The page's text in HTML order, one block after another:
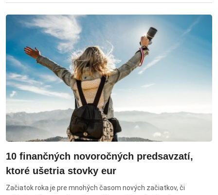
jarné prázdniny, Veľká noc, dovolenka, školský rok, Vianoce,
financie, rezerva, rozdelenie výdavkov, plán, poriadok v peniazoch,
jednoduchý systém, nepravidelné výdavky, kontrola poistiek,
tábory, krúžky, neočakávané situácie, finančná disciplína, odborník,
Peter Gerhát, odkladanie peňazí, turistika, služby, plánované
výdavky, zimné prípravy, rodina, prehľad, pokrytie výdavkov
10 finančných novoročných predsavzatí,
ktoré ušetria stovky eur
Začiatok roka je pre mnohých časom nových začiatkov, či